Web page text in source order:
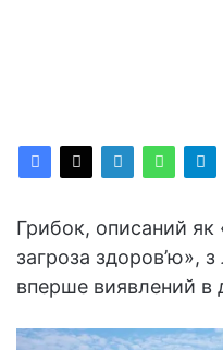
Грибок, описаний як
загроза здоров’ю», з
вперше виявлений в